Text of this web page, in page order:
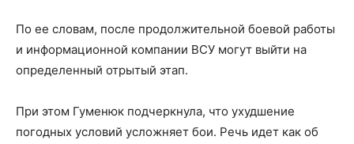
По ее словам, после продолжительной боевой работы
и информационной компании ВСУ могут выйти на
определенный отрытый этап.
При этом Гуменюк подчеркнула, что ухудшение
погодных условий усложняет бои. Речь идет как об